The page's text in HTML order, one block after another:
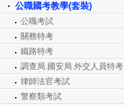
公職國考教學(套裝)
公職考試
關務特考
鐵路特考
調查局.國安局.外交人員特考
律師法官考試
警察類考試